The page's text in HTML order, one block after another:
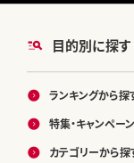
目的別に探す
ランキングから探
特集・キャンペーン
カテゴリーから探